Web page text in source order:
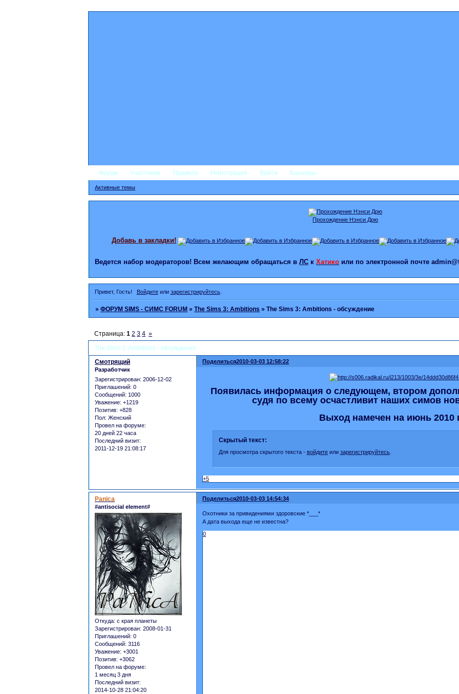
Форум Участники Правила Регистрация Войти Баннеры
Активные темы
Прохождение Нэнси Дрю
Добавь в закладки!
Ведется набор модераторов! Всем желающим обращаться в ЛС к Хатико или по электронной почте
Привет, Гость! Войдитеили зарегистрируйтесь.
»ФОРУМ SIMS - СИМС FORUM »The Sims 3: Ambitions »The Sims 3: Ambitions - обсуждение
The Sims 3: Ambitions - обсуждение
Страница:1 2 3 4 »
Поделиться2010-03-03 12:58:22
Смотрящий
Разработчик
Зарегистрирован: 2006-12-02
Приглашений: 0
Сообщений: 1000
Уважение: +1219
Позитив: +828
Пол: Женский
Провел на форуме:
20 дней 22 часа
Последний визит:
2011-12-19 21:08:17
Появилась информация о следующем, втором
судя по всему осчастливит наших симов
Выход намечен на июнь 2010
Скрытый текст:
Для просмотра скрытого текста - войдитеили зарегистрируйтесь.
+5
Поделиться2010-03-03 14:54:34
Panica
#antisocial element#
Откуда: с края планеты
Зарегистрирован: 2008-01-31
Приглашений: 0
Сообщений: 3116
Уважение: +3001
Позитив: +3062
Провел на форуме:
1 месяц 3 дня
Последний визит:
2014-10-28 21:04:20
Охотники за привидениями здоровские *___*
А дата выхода еще не известна?
0